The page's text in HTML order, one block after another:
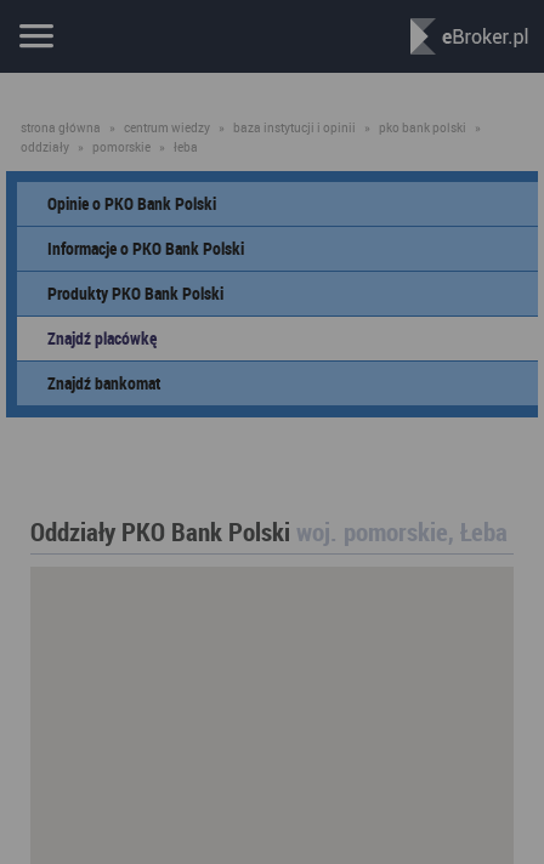
strona główna » centrum wiedzy » baza instytucji i opinii » pko bank polski
»
oddziały » pomorskie » łeba
Opinie o PKO Bank Polski
Informacje o PKO Bank Polski
Produkty PKO Bank Polski
Znajdź placówkę
Znajdź bankomat
Oddziały PKO Bank Polski woj. pomorskie, Łeba